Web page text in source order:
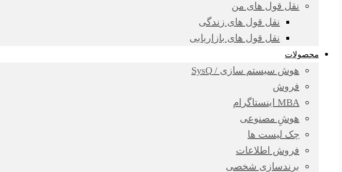
نقل قول های من
نقل قول های زندگی
نقل قول های بازاریابی
محصولات
هوش سیستم سازی / SysQ
فروش
MBA اینستاگرام
هوشِ مصنوعی
چک لیست ها
فروش اطلاعات
برندسازی شخصی